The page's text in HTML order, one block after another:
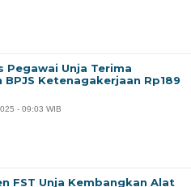
Pegawai Unja Terima
BPJS Ketenagakerjaan Rp189
- 09:03 WIB
FST Unja Kembangkan Alat